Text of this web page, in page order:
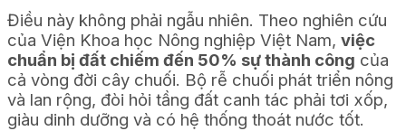
Điều này không phải ngẫu nhiên. Theo nghiên cứu
của Viện Khoa học Nông nghiệp Việt Nam, việc
chuẩn bị đất chiếm đến 50% sự thành công của
cả vòng đời cây chuối. Bộ rễ chuối phát triển nông
và lan rộng, đòi hỏi tầng đất canh tác phải tơi xốp,
giàu dinh dưỡng và có hệ thống thoát nước tốt.